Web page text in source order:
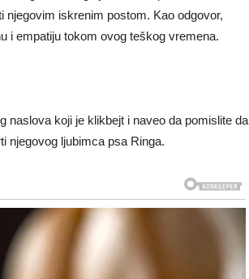
njegovim iskrenim postom. Kao odgovor,
i empatiju tokom ovog teškog vremena.
koji je klikbejt i naveo da pomislite da
njegovog ljubimca psa Ringa.